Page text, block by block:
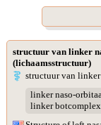
structuur van linker
(lichaamsstructuur)
structuur van
linker naso-
linker botcomplex